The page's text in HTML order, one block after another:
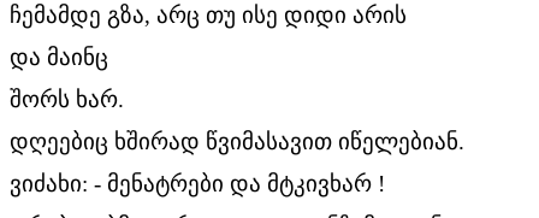
ჩემამდე გზა, არც თუ ისე დიდი არის
და მაინც
შორს ხარ.
დღეებიც ხშირად წვიმასავით იწელებიან.
ვიძახი: - მენატრები და მტკივხარ !